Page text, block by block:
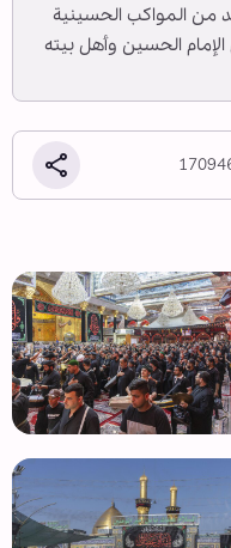
من المواكب الحسينية
الحسين وأهل بيته